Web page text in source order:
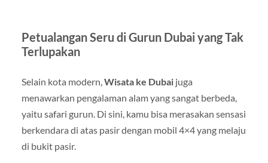
Petualangan Seru di Gurun Dubai yang Tak
Terlupakan
Selain kota modern,Wisata ke Dubaijuga
menawarkan pengalaman alam yang sangat berbeda,
yaitu safari gurun. Di sini, kamu bisa merasakan sensasi
berkendara di atas pasir dengan mobil 4×4 yang melaju
di bukit pasir.